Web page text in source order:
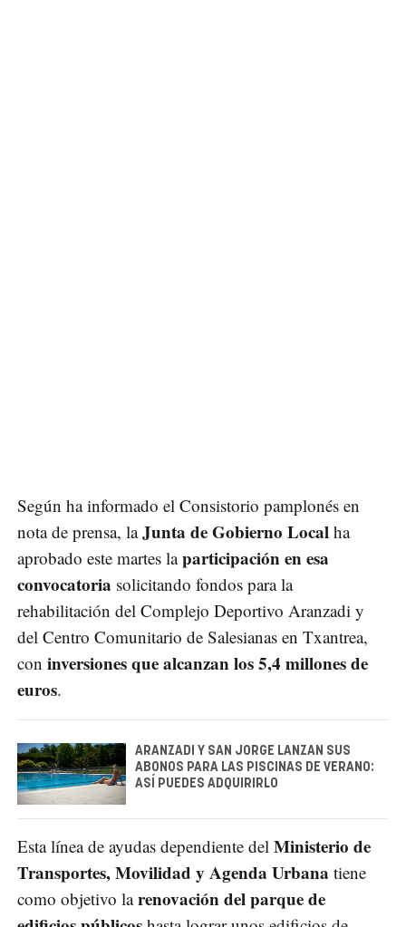
Según ha informado el Consistorio pamplonés en
nota de prensa, laJunta de Gobierno Local ha
aprobado este martes laparticipación en esa
convocatoria solicitando fondos para la
rehabilitación del Complejo Deportivo Aranzadi y
del Centro Comunitario de Salesianas en Txantrea,
con inversiones que alcanzan los 5,4 millones de
euros.
ARANZADI Y SAN JORGE LANZAN SUS
ABONOS PARA LAS PISCINAS DE VERANO:
ASÍ PUEDES ADQUIRIRLO
Esta línea de ayudas dependiente del Ministerio de
Transportes, Movilidad y Agenda Urbana tiene
como objetivo larenovación del parque de